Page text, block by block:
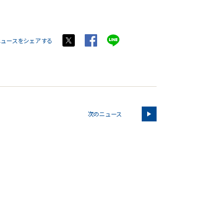
ースをシェアする
次のニュース